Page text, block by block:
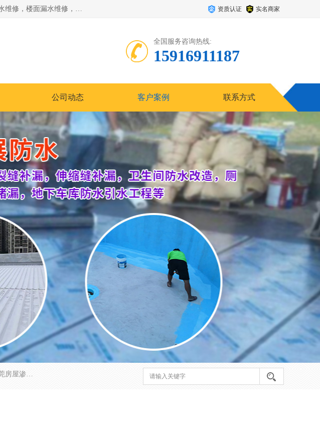
东莞市华展防水补漏装饰工程有限公司主要服务有：东莞防水补漏，东莞厂房防水补漏，东莞房屋渗漏水维修，楼面漏水维修，裂缝补漏，伸缩缝补漏，卫生间防水改造，厕所漏水补漏，外墙窗台补漏，电梯井堵漏，地下车库防水引水工程等 资质认证 实名商家
全国服务咨询热线:
15916911187
公司动态 客户案例 联系方式
东莞市华展防水补漏装饰工程有限公司主要服务有：东莞防水补漏，东莞厂房防水补漏，东莞房屋渗漏水维修，楼面漏水维修，裂缝补漏，伸缩缝补漏，卫生间防水改造，厕所漏水补漏，外墙窗台补漏，电梯井堵漏，地下车库防水引水工程等